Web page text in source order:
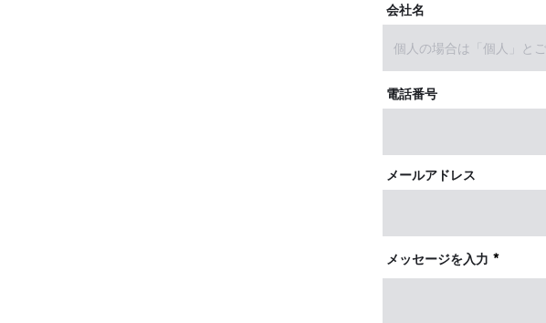
会社名
電話番号
メールアドレス
メッセージを入力